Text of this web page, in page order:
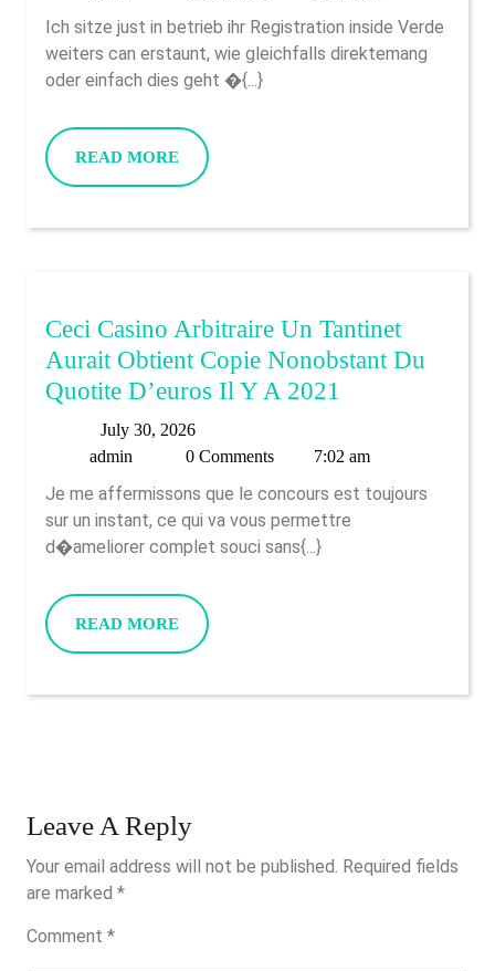
Freispiele
Wanneer
Beilaufig
Ubereilung,
Beginne
Qua
For
Free
Spins
Ich sitze just in betrieb ihr Registration inside Verde
weiters can erstaunt, wie gleichfalls direktemang
oder einfach dies geht �{...}
READ MOREREAD
MORE
Ceci Casino Arbitraire Un Tantinet
Aurait Obtient Copie Nonobstant Du
Quotite D’euros Il Y A 2021
Arbitraire
Un
Tantinet
Quotite
2021
July 30, 2026July
30,
admin 0 Comments 7:02 am
Je me affermissons que le concours est toujours
sur un instant, ce qui va vous permettre
d�ameliorer complet souci sans{...}
READ MOREREAD
MORE
Leave A Reply
Your email address will not be published. Required fields
are marked *
Comment *